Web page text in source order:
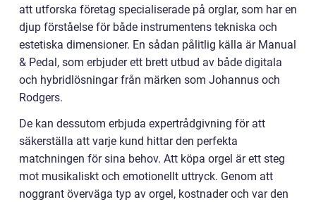
att utforska företag specialiserade på orglar, som har en
djup förståelse för både instrumentens tekniska och
estetiska dimensioner. En sådan pålitlig källa är Manual
& Pedal, som erbjuder ett brett utbud av både digitala
och hybridlösningar från märken som Johannus och
Rodgers.
De kan dessutom erbjuda expertrådgivning för att
säkerställa att varje kund hittar den perfekta
matchningen för sina behov. Att köpa orgel är ett steg
mot musikaliskt och emotionellt uttryck. Genom att
noggrant överväga typ av orgel, kostnader och var den